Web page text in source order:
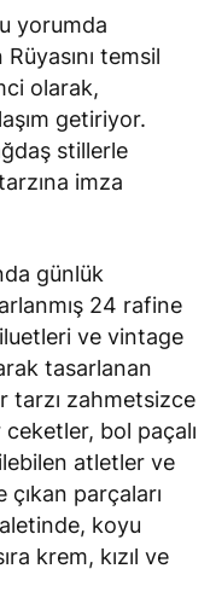
yorumda
temsil
olarak,
getiriyor.
stillerle
imza
günlük
24 rafine
ve vintage
tasarlanan
tarzı zahmetsizce
bol paçalı
atletler ve
parçaları
koyu
krem, kızıl ve